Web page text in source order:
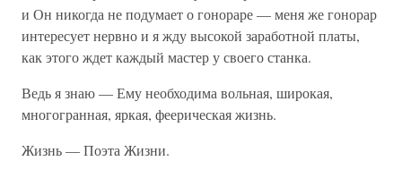
и Он никогда не подумает о гонораре — меня же гонорар
интересует нервно и я жду высокой заработной платы,
как этого ждет каждый мастер у своего станка.
Ведь я знаю — Ему необходима вольная, широкая,
многогранная, яркая, феерическая жизнь.
Жизнь — Поэта Жизни.